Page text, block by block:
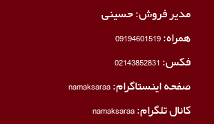
مدیر فروش: حسینی
همراه:09194601519
فکس:02143852831
صفحه اینستاگرام:namaksaraa
کانال تلگرام:namaksaraa